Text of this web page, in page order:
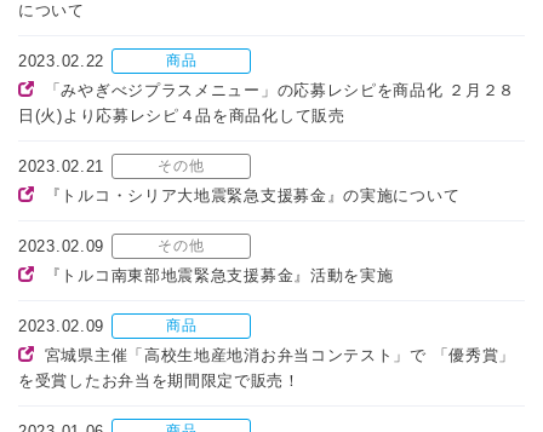
について
2023.02.22 商品
「みやぎべジプラスメニュー」の応募レシピを商品化 ２月２８
日(火)より応募レシピ４品を商品化して販売
2023.02.21 その他
『トルコ・シリア大地震緊急支援募金』の実施について
2023.02.09 その他
『トルコ南東部地震緊急支援募金』活動を実施
2023.02.09 商品
宮城県主催「高校生地産地消お弁当コンテスト」で 「優秀賞」
を受賞したお弁当を期間限定で販売！